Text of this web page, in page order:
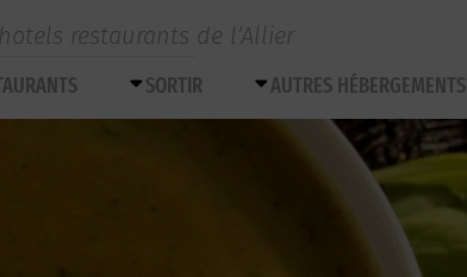
restaurants de l’Allier
SORTIR AUTRES HÉBERGEMENTS